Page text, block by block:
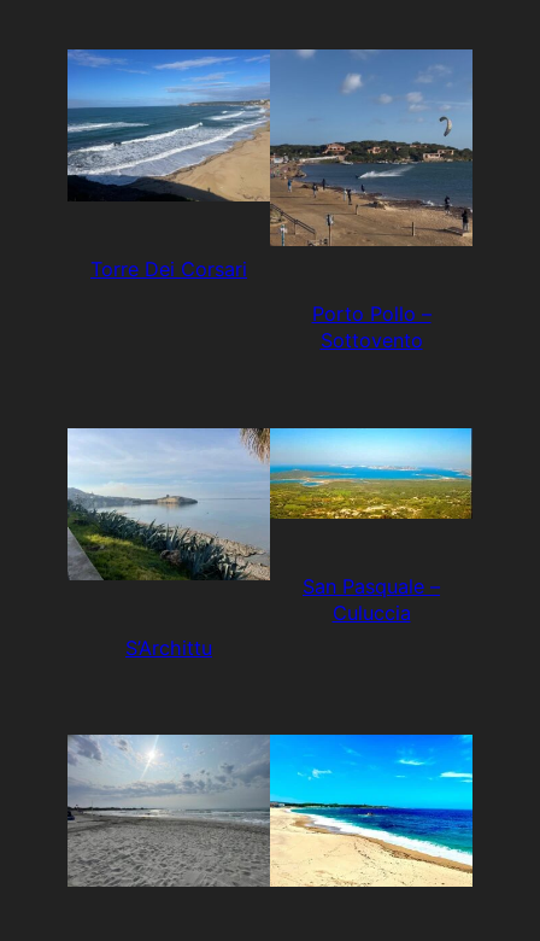
Torre Dei Corsari
Porto Pollo –
Sottovento
S’Archittu
San Pasquale –
Culuccia